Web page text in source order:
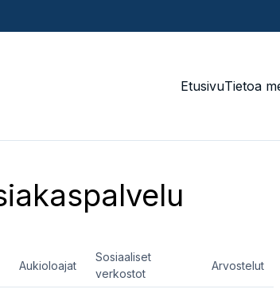
EtusivuTietoa
Aukioloajat
Sosiaaliset
verkostot
Arvostelut